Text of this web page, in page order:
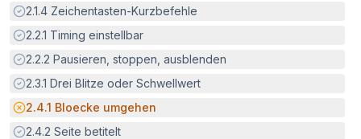
Erfüllt:
2.1.4 Zeichentasten-Kurzbefehle
Erfüllt:
2.2.1 Timing einstellbar
Erfüllt:
2.2.2 Pausieren, stoppen, ausblenden
Erfüllt:
2.3.1 Drei Blitze oder Schwellwert
Potenzielle Barriere:
2.4.1 Bloecke umgehen
Erfüllt:
2.4.2 Seite betitelt